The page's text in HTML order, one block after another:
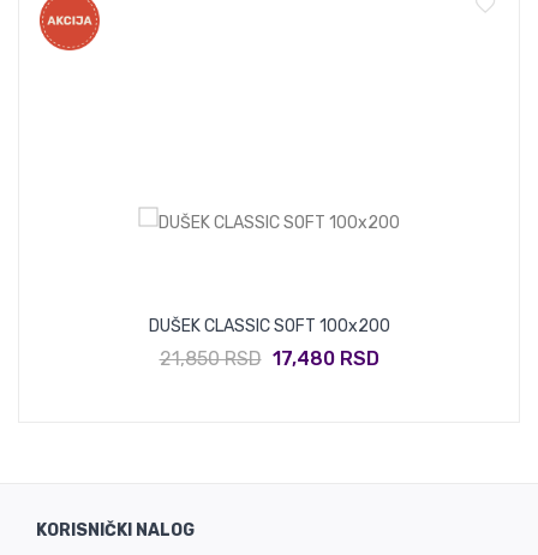
DUŠEK CLASSIC SOFT 100x200
21,850 RSD 17,480 RSD
KORISNIČKI NALOG